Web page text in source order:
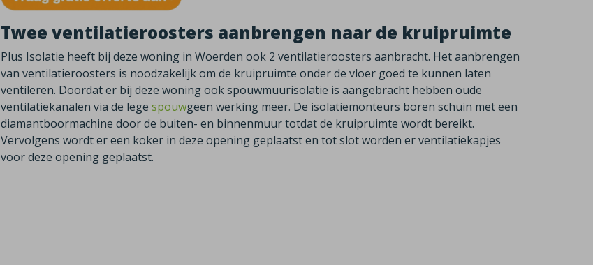
Twee ventilatieroosters aanbrengen naar de kruipruimte
Plus Isolatie heeft bij deze woning in Woerden ook 2 ventilatieroosters aanbracht. Het aanbrengen
van ventilatieroosters is noodzakelijk om de kruipruimte onder de vloer goed te kunnen laten
ventileren. Doordat er bij deze woning ook spouwmuurisolatie is aangebracht hebben oude
ventilatiekanalen via de lege spouwgeen werking meer. De isolatiemonteurs boren schuin met een
diamantboormachine door de buiten- en binnenmuur totdat de kruipruimte wordt bereikt.
Vervolgens wordt er een koker in deze opening geplaatst en tot slot worden er ventilatiekapjes
voor deze opening geplaatst.